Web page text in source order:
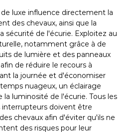
luxe influence directement la
des chevaux, ainsi que la
sécurité de l'écurie. Exploitez au
notamment grâce à de
de lumière et des panneaux
de réduire le recours à
la journée et d'économiser
nuageux, un éclairage
la luminosité de l'écurie. Tous les
interrupteurs doivent être
chevaux afin d'éviter qu'ils ne
des risques pour leur